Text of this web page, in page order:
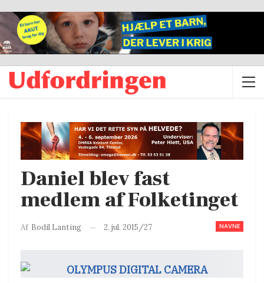
Daniel blev fast
medlem af Folketinget
NAVNE
Af Bodil Lanting 2. jul. 2015/27